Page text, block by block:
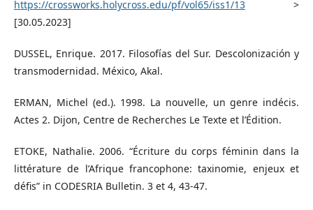
https://crossworks.holycross.edu/pf/vol65/iss1/13 >
[30.05.2023]
DUSSEL, Enrique. 2017. Filosofías del Sur. Descolonización y
transmodernidad. México, Akal.
ERMAN, Michel (ed.). 1998. La nouvelle, un genre indécis.
Actes 2. Dijon, Centre de Recherches Le Texte et l’Édition.
ETOKE, Nathalie. 2006. “Écriture du corps féminin dans la
littérature de l’Afrique francophone: taxinomie, enjeux et
défis” in CODESRIA Bulletin. 3 et 4, 43-47.